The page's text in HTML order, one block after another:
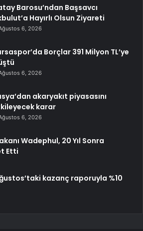
Barosu’ndan Başsavcı
Hayırlı Olsun Ziyareti
6, 2026
Borçlar 391 Milyon TL’ye
6, 2026
akaryakıt piyasasını
karar
6, 2026
Wadephul, 20 Yıl Sonra
Etti
kazanç raporuyla %10